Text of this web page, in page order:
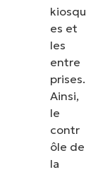
kiosqu
es et
les
entre
prises.
Ainsi,
le
contr
ôle de
la